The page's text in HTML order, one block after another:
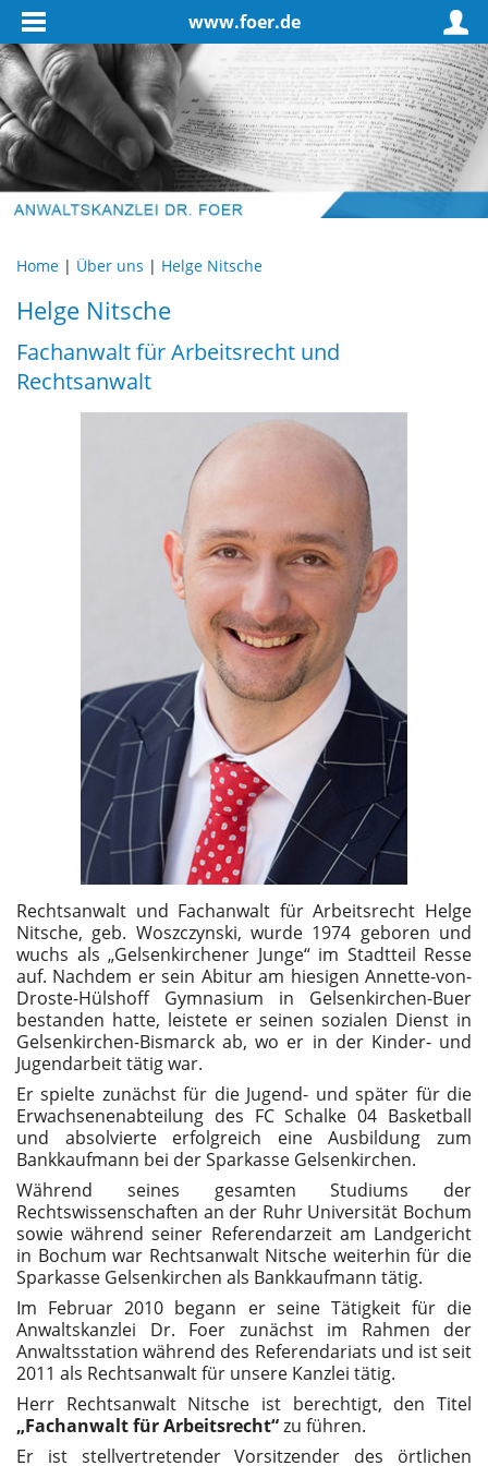
www.foer.de
Home | Über uns | Helge Nitsche
Helge Nitsche
Fachanwalt für Arbeitsrecht und
Rechtsanwalt
Rechtsanwalt und Fachanwalt für Arbeitsrecht Helge
Nitsche, geb. Woszczynski, wurde 1974 geboren und
wuchs als „Gelsenkirchener Junge“ im Stadtteil Resse
auf. Nachdem er sein Abitur am hiesigen Annette-von-
Droste-Hülshoff Gymnasium in Gelsenkirchen-Buer
bestanden hatte, leistete er seinen sozialen Dienst in
Gelsenkirchen-Bismarck ab, wo er in der Kinder- und
Jugendarbeit tätig war.
Er spielte zunächst für die Jugend- und später für die
Erwachsenenabteilung des FC Schalke 04 Basketball
und absolvierte erfolgreich eine Ausbildung zum
Bankkaufmann bei der Sparkasse Gelsenkirchen.
Während seines gesamten Studiums der
Rechtswissenschaften an der Ruhr Universität Bochum
sowie während seiner Referendarzeit am Landgericht
in Bochum war Rechtsanwalt Nitsche weiterhin für die
Sparkasse Gelsenkirchen als Bankkaufmann tätig.
Im Februar 2010 begann er seine Tätigkeit für die
Anwaltskanzlei Dr. Foer zunächst im Rahmen der
Anwaltsstation während des Referendariats und ist seit
2011 als Rechtsanwalt für unsere Kanzlei tätig.
Herr Rechtsanwalt Nitsche ist berechtigt, den Titel
„Fachanwalt für Arbeitsrecht“zu führen.
Er ist stellvertretender Vorsitzender des örtlichen